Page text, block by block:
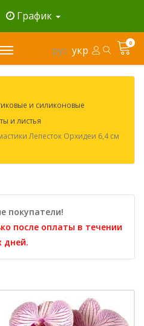
График
рус укр
0
и силиконовые
и листья
Лепесток Орхидеи 6,4 см
покупатели!
после оплаты в течении
дней.